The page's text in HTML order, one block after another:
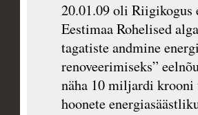
20.01.09 oli Riigikogus
Eestimaa Rohelised
tagatiste andmine
renoveerimiseks”
näha 10 miljardi krooni
hoonete